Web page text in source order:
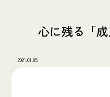
心に残る「成
2021.01.05